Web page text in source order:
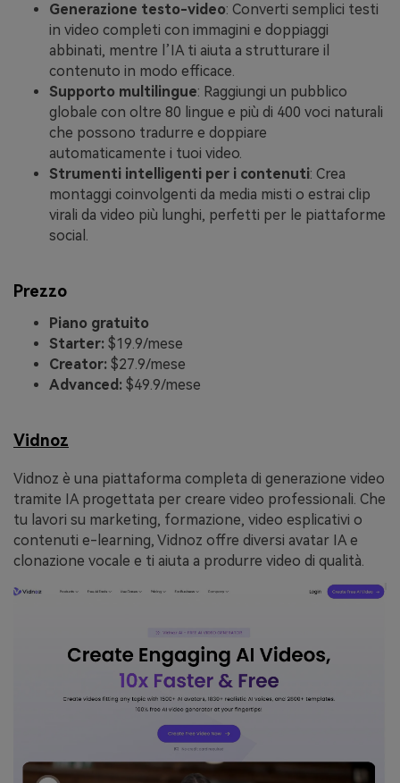
Generazione testo-video: Converti semplici testi
in video completi con immagini e doppiaggi
abbinati, mentre l’IA ti aiuta a strutturare il
contenuto in modo efficace.
Supporto multilingue: Raggiungi un pubblico
globale con oltre 80 lingue e più di 400 voci naturali
che possono tradurre e doppiare
automaticamente i tuoi video.
Strumenti intelligenti per i contenuti: Crea
montaggi coinvolgenti da media misti o estrai clip
virali da video più lunghi, perfetti per le piattaforme
social.
Prezzo
Piano gratuito
Starter: $19.9/mese
Creator: $27.9/mese
Advanced: $49.9/mese
Vidnoz
Vidnoz è una piattaforma completa di generazione video
tramite IA progettata per creare video professionali. Che
tu lavori su marketing, formazione, video esplicativi o
contenuti e-learning, Vidnoz offre diversi avatar IA e
clonazione vocale e ti aiuta a produrre video di qualità.